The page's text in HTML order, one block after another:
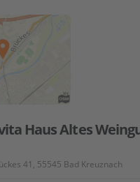
Haus Altes
41, 55545 Bad Kreuznach